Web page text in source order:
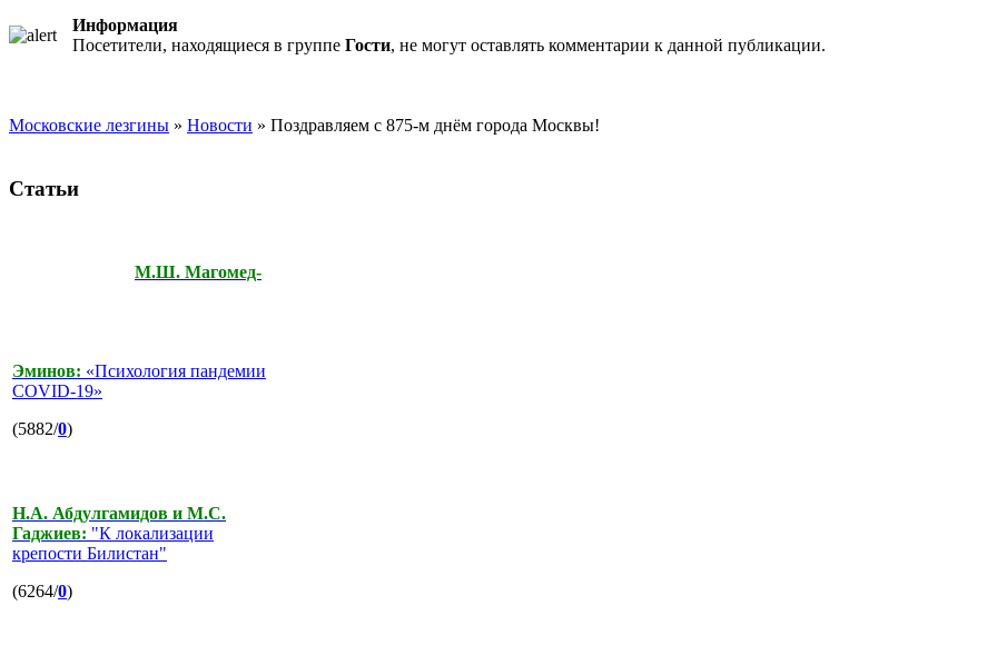
Информация
Посетители, находящиеся в группе Гости, не могут оставлять комментарии к данной публикации.
Московские лезгины » Новости » Поздравляем с 875-м днём города Москвы!
Статьи
М.Ш. Магомед-
Эминов: «Психология пандемии
COVID-19»
(5882/0)
Н.А. Абдулгамидов и М.С.
Гаджиев: "К локализации
крепости Билистан"
(6264/0)